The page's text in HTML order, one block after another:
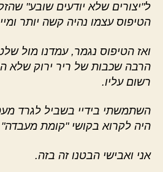
ל"יצורים שלא יודעים שובע"
הטיפוס עצמו נהיה קשה יותר
ואז הטיפוס נגמר, עמדנו מול
הרבה שכבות של ריר ירוק שלא
רשום עליו.
השתמשתי בידיי בשביל לגרד
היה לקרוא בקושי "קומת מעבדה"
אני ואבישי הבטנו זה בזה.